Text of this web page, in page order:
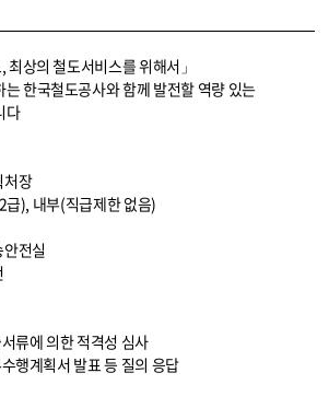
최상의 철도서비스를 위해서」
한국철도공사와 함께 발전할 역량 있는
다
처장
급), 내부(직급제한 없음)
전실
류에 의한 적격성 심사
행계획서 발표 등 질의 응답